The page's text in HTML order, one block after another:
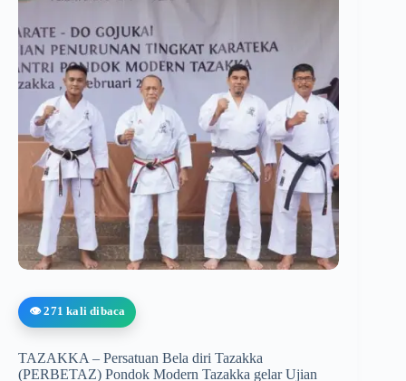
👁️ 271 kali dibaca
TAZAKKA – Persatuan Bela diri Tazakka
(PERBETAZ) Pondok Modern Tazakka gelar Ujian